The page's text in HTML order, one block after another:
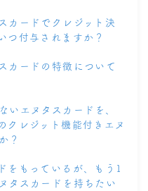
カードでクレジット決
つ付与されますか？
カードの特徴について
いエヌタスカードを、
クレジット機能付きエヌ
？
をもっているが、もう1
タスカードを持ちたい